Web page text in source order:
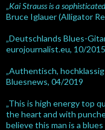
„Kai Strauss is a
Bruce Iglauer (Alligator
„Deutschlands Blues-
eurojournalist.eu, 10/2015
„Authentisch, hochklassig
Bluesnews, 04/2019
„This is high energy top
the heart and with
believe this man is a